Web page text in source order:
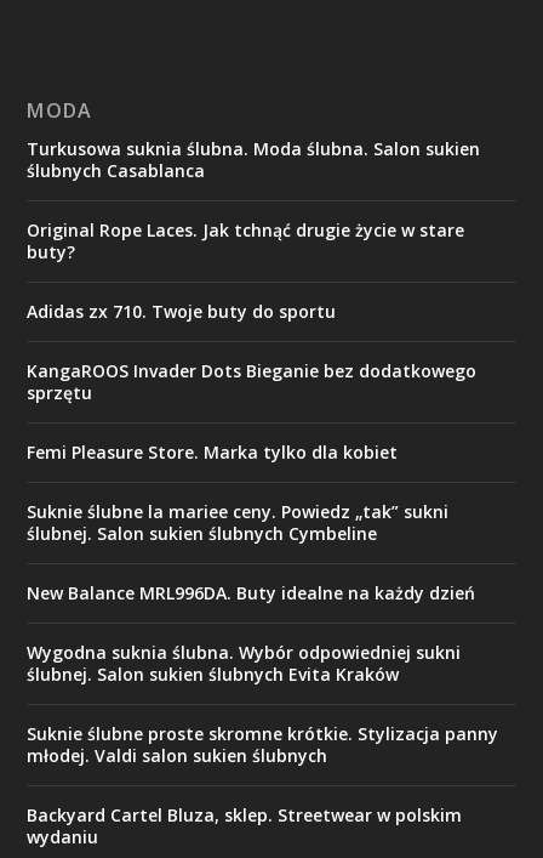
MODA
Turkusowa suknia ślubna. Moda ślubna. Salon sukien
ślubnych Casablanca
Original Rope Laces. Jak tchnąć drugie życie w stare
buty?
Adidas zx 710. Twoje buty do sportu
KangaROOS Invader Dots Bieganie bez dodatkowego
sprzętu
Femi Pleasure Store. Marka tylko dla kobiet
Suknie ślubne la mariee ceny. Powiedz „tak” sukni
ślubnej. Salon sukien ślubnych Cymbeline
New Balance MRL996DA. Buty idealne na każdy dzień
Wygodna suknia ślubna. Wybór odpowiedniej sukni
ślubnej. Salon sukien ślubnych Evita Kraków
Suknie ślubne proste skromne krótkie. Stylizacja panny
młodej. Valdi salon sukien ślubnych
Backyard Cartel Bluza, sklep. Streetwear w polskim
wydaniu